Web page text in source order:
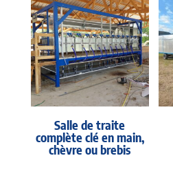
Salle de traite
complète clé en main,
chèvre ou brebis